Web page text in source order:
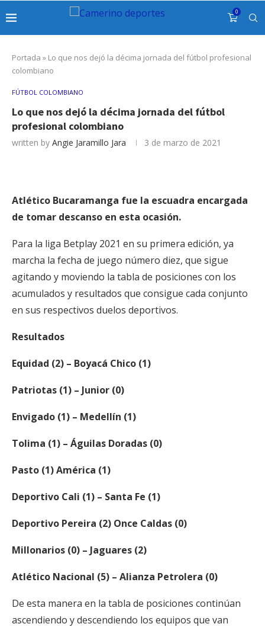
0
Portada » Lo que nos dejó la décima jornada del fútbol profesional
colombiano
FÚTBOL COLOMBIANO
Lo que nos dejó la décima jornada del fútbol
profesional colombiano
written by Angie Jaramillo Jara 3 de marzo de 2021
Atlético Bucaramanga fue la escuadra encargada
de tomar descanso en esta ocasión.
Para la liga Betplay 2021 en su primera edición, ya
marcha la fecha de juego número diez, que sigue
agitando y moviendo la tabla de posiciones con los
acumulados y resultados que consigue cada conjunto
en sus respectivos duelos deportivos.
Resultados
Equidad (2) – Boyacá Chico (1)
Patriotas (1) – Junior (0)
Envigado (1) – Medellín (1)
Tolima (1) – Águilas Doradas (0)
Pasto (1) América (1)
Deportivo Cali (1) – Santa Fe (1)
Deportivo Pereira (2) Once Caldas (0)
Millonarios (0) – Jaguares (2)
Atlético Nacional (5) – Alianza Petrolera (0)
De esta manera en la tabla de posiciones continúan
ascendiendo y descendiendo los equipos que van